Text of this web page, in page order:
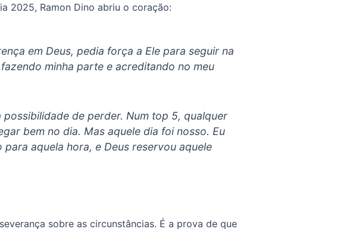
2025, Ramon Dino abriu o coração:
em Deus, pedia força a Ele para seguir na
minha parte e acreditando no meu
possibilidade de perder. Num top 5, qualquer
bem no dia. Mas aquele dia foi nosso. Eu
aquela hora, e Deus reservou aquele
sobre as circunstâncias. É a prova de que